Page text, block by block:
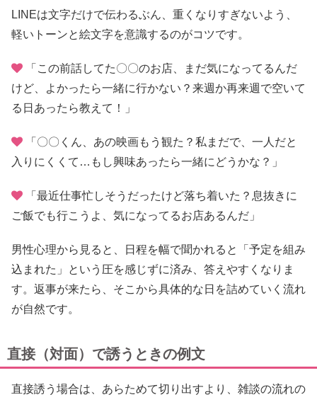
LINEは文字だけで伝わるぶん、重くなりすぎないよう、
軽いトーンと絵文字を意識するのがコツです。
「この前話してた〇〇のお店、まだ気になってるんだ
けど、よかったら一緒に行かない？来週か再来週で空いて
る日あったら教えて！」
「〇〇くん、あの映画もう観た？私まだで、一人だと
入りにくくて…もし興味あったら一緒にどうかな？」
「最近仕事忙しそうだったけど落ち着いた？息抜きに
ご飯でも行こうよ、気になってるお店あるんだ」
男性心理から見ると、日程を幅で聞かれると「予定を組み
込まれた」という圧を感じずに済み、答えやすくなりま
す。返事が来たら、そこから具体的な日を詰めていく流れ
が自然です。
直接（対面）で誘うときの例文
直接誘う場合は、あらためて切り出すより、雑談の流れの